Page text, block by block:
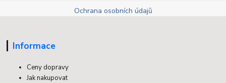
Ochrana osobních údajů
Informace
Ceny dopravy
Jak nakupovat